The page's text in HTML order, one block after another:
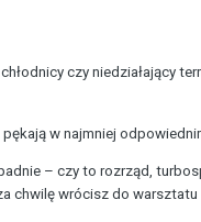
czy niedziałający
w najmniej
– czy to rozrząd,
chwilę wrócisz do